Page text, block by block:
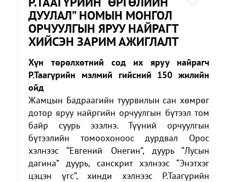
ДУУЛАЛ” НОМЫН МОНГОЛ
ОРЧУУЛГЫН ЯРУУ НАЙРАГТ
ХИЙСЭН ЗАРИМ АЖИГЛАЛТ
Хүн төрөлхөтний сод их яруу найрагч
Р.Таагүрийн мэлмий гийсний 150 жилийн
ойд
Жамцын Бадраагийн туурвилын сан хөмрөг
дотор яруу найргийн орчуулгын бүтээл том
байр суурь эзэлнэ. Түүний орчуулгын
бүтээлийн томоохоноос дурдвал Орос
хэлнээс “Евгений Онегин”, дуурь “Лусын
дагина” дуурь, санскрит хэлнээс “Энэтхэг
цэцэн үгс”, хинди хэлнээс Р.Таагүрийн